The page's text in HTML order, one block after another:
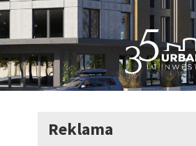
Reklama